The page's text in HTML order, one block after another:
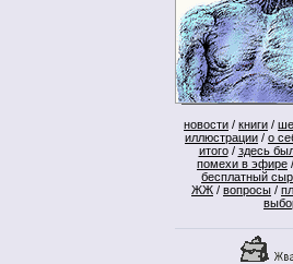
новости / книги /
иллюстрации / о
итого/ здесь
помехи в эфире /
бесплатный сыр
ЖЖ / вопросы /